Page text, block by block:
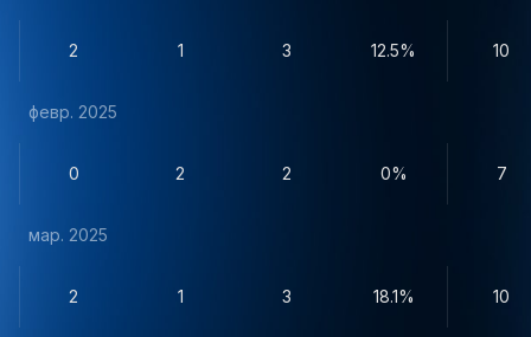
2 1 3 12.5% 10
февр. 2025
0 2 2 0% 7
мар. 2025
2 1 3 18.1% 10